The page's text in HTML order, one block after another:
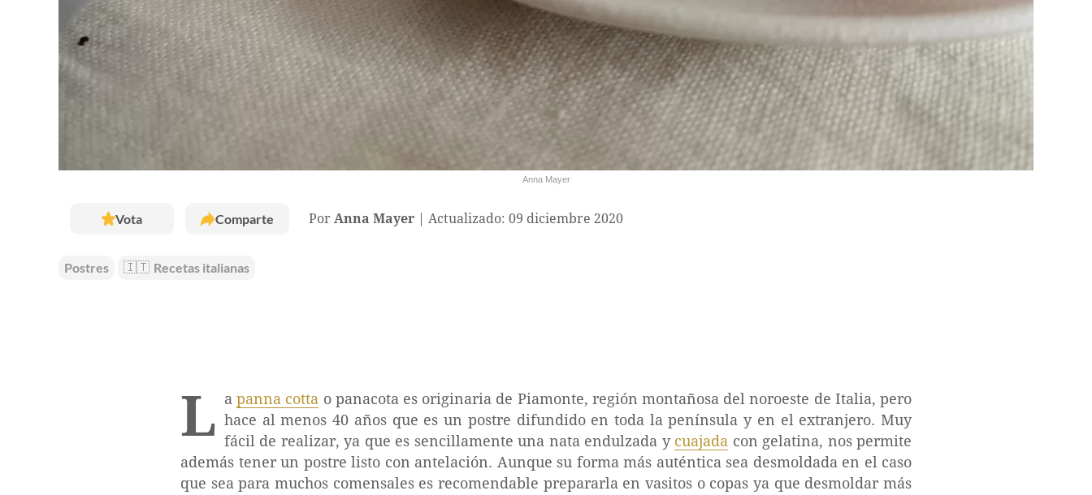
Anna Mayer
Vota Comparte Por Anna Mayer Actualizado: 09 diciembre 2020
Postres 🇮🇹 Recetas italianas
L apanna cotta o panacota es originaria de Piamonte, región montañosa del noroeste de Italia, pero
hace al menos 40 años que es un postre difundido en toda la península y en el extranjero. Muy
fácil de realizar, ya que es sencillamente una nata endulzada y cuajada con gelatina, nos permite
además tener un postre listo con antelación. Aunque su forma más auténtica sea desmoldada en el caso
que sea para muchos comensales es recomendable prepararla en vasitos o copas ya que desmoldar más